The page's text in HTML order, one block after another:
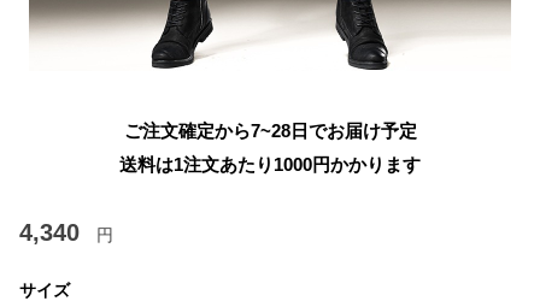
ご注文確定から7~28日でお届け予定
送料は1注文あたり 1000円かかります
4,340 円
サイズ